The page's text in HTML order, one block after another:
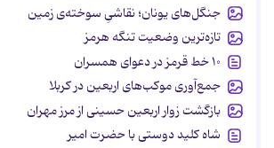
جنگل‌های یونان؛ نقاشیِ سوخته‌ی زمین
تازه‌ترین وضعیت تنگه هرمز
۱۰ خط قرمز در دعوای همسران
جمع‌آوری موکب‌های اربعین در کربلا
بازگشت زوار اربعین حسینی از مرز مهران
شاه کلید دوستی با حضرت امیر